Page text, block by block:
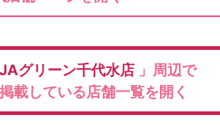
JAグリーン千代水店 」周辺で
載している店舗一覧を開く